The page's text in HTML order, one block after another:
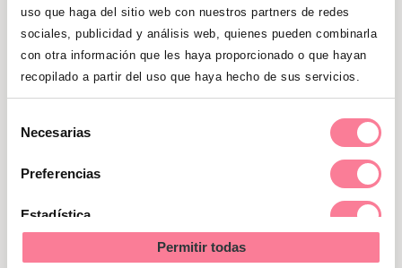
uso que haga del sitio web con nuestros partners de redes
sociales, publicidad y análisis web, quienes pueden combinarla
con otra información que les haya proporcionado o que hayan
recopilado a partir del uso que haya hecho de sus servicios.
Necesarias
Preferencias
Estadística
Permitir todas